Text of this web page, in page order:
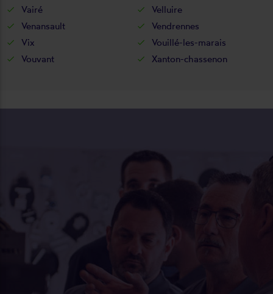
Vairé
Velluire
Venansault
Vendrennes
Vix
Vouillé-les-marais
Vouvant
Xanton-chassenon